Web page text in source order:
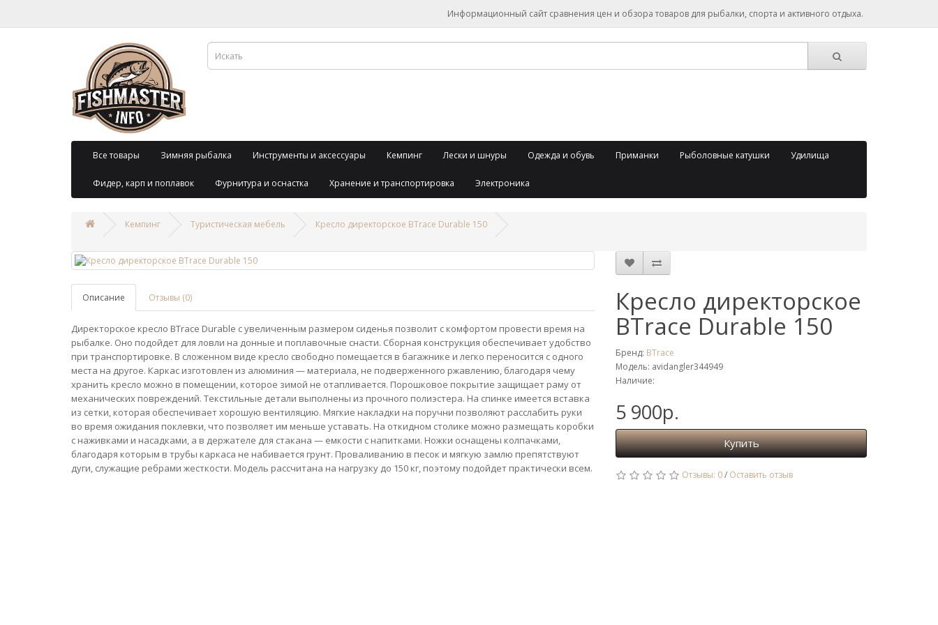
Информационный сайт сравнения цен и обзора товаров для рыбалки, спорта и активного отдыха.
Все товары Зимняя рыбалка Инструменты и аксессуары Кемпинг Лески и шнуры Одежда и обувь Приманки Рыболовные катушки Удилища
Фидер, карп и поплавок Фурнитура и оснастка Хранение и транспортировка Электроника
Кемпинг Туристическая мебель Кресло директорское BTrace Durable 150
Описание Отзывы (0)
Директорское кресло BTrace Durable с увеличенным размером сиденья позволит с комфортом провести время на
рыбалке. Оно подойдет для ловли на донные и поплавочные снасти. Сборная конструкция обеспечивает удобство
при транспортировке. В сложенном виде кресло свободно помещается в багажнике и легко переносится с одного
места на другое. Каркас изготовлен из алюминия — материала, не подверженного ржавлению, благодаря чему
хранить кресло можно в помещении, которое зимой не отапливается. Порошковое покрытие защищает раму от
механических повреждений. Текстильные детали выполнены из прочного полиэстера. На спинке имеется вставка
из сетки, которая обеспечивает хорошую вентиляцию. Мягкие накладки на поручни позволяют расслабить руки
во время ожидания поклевки, что позволяет им меньше уставать. На откидном столике можно размещать коробки
с наживками и насадками, а в держателе для стакана — емкости с напитками. Ножки оснащены колпачками,
благодаря которым в трубы каркаса не набивается грунт. Проваливанию в песок и мягкую замлю препятствуют
дуги, служащие ребрами жесткости. Модель рассчитана на нагрузку до 150 кг, поэтому подойдет практически всем.
Кресло директорское
BTrace Durable 150
Бренд: BTrace
Модель: avidangler344949
Наличие:
5 900р.
Купить
Отзывы: 0/ Оставить отзыв